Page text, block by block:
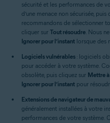
sécurité et les performances de
d’une menace non sécurisée, puis
recommandons de sélectionner
cliquer sur Tout résoudre. Nous
Ignorer pour l’instant lorsque des
Logiciels vulnérables : logiciels
pour accéder à votre système.
obsolète, puis cliquez sur Mettre
Ignorer pour l’instant pour
Extensions de navigateur de
généralement installées à votre
performances de votre système.